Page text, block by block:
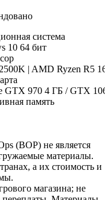
система
10 64 бит
| AMD Ryzen R5
GTX 970 4 ГБ / GTX
память
(BOP) не является
материалы.
а их стоимость и
магазина; не